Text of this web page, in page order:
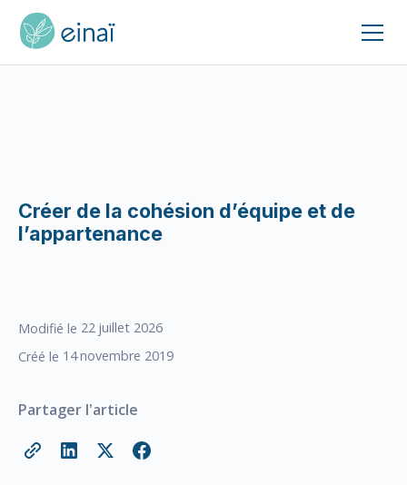
Créer de la cohésion d’équipe et de
l’appartenance
Modifié le 22 juillet 2026
Créé le 14novembre 2019
Partager l'article